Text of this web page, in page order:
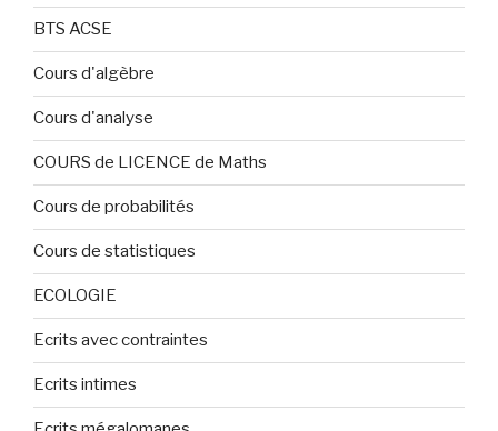
BTS ACSE
Cours d'algèbre
Cours d'analyse
COURS de LICENCE de Maths
Cours de probabilités
Cours de statistiques
ECOLOGIE
Ecrits avec contraintes
Ecrits intimes